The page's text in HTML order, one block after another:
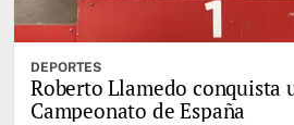
DEPORTES
Roberto Llamedo conquista
Campeonato de España